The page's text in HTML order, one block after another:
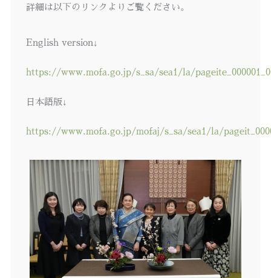
詳細は以下のリンクよりご覧ください。
English version↓
https://www.mofa.go.jp/s_sa/sea1/la/
日本語版↓
https://www.mofa.go.jp/mofaj/s_sa/sea1/la/